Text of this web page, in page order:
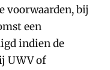
voorwaarden, bij
een
indien de
UWV of